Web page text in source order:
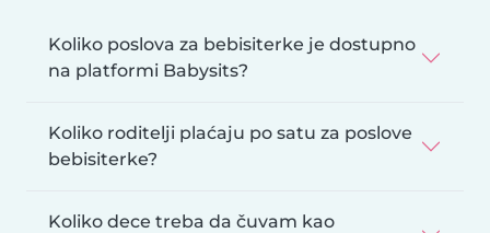
Koliko poslova za bebisiterke je dostupno
na platformi Babysits?
Koliko roditelji plaćaju po satu za poslove
bebisiterke?
Koliko dece treba da čuvam kao